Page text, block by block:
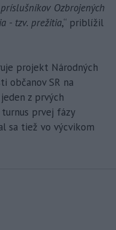
Ozbrojených
- tzv. prežitia,“ priblížil
projekt Národných
občanov SR na
z prvých
prvej fázy
sa tiež vo výcvikom